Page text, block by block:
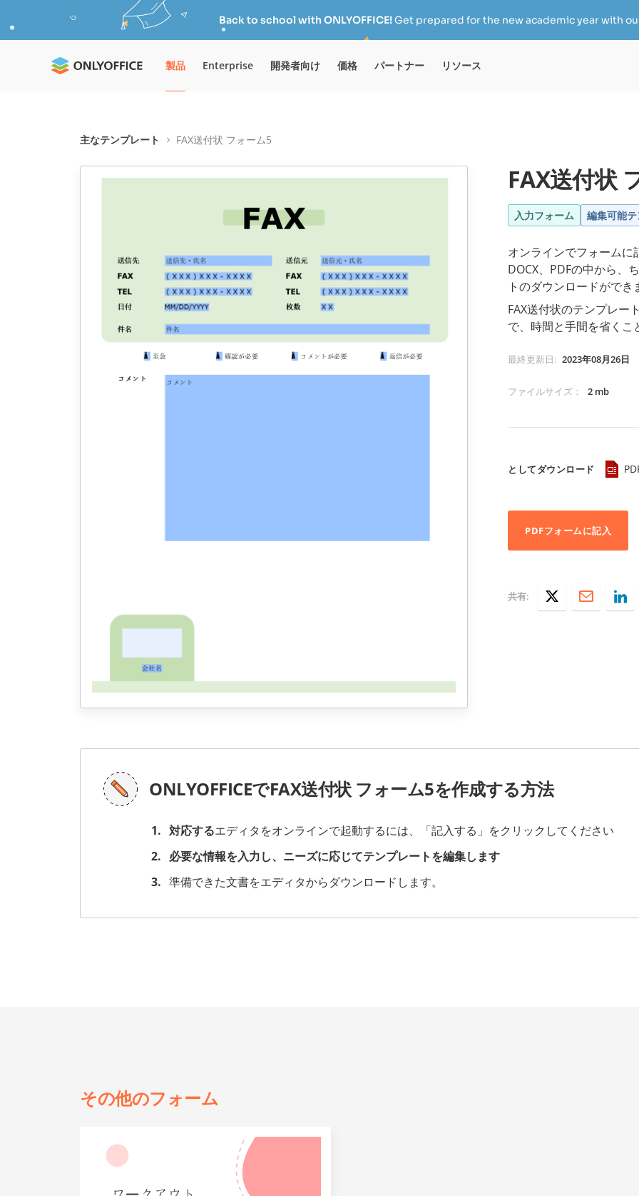
Back to school with ONLYOFFICE!Get prepared for the new academic year with
製品 Enterprise 開発者向け 価格 パートナー リソース
主なテンプレート FAX送付状 フォーム5
FAX送付状
入力フォーム 編集可能
オンラインでフォームに
DOCX、PDFの中から、
トのダウンロードができ
FAX送付状のテンプレー
で、時間と手間を省くこ
最終更新日: 2023年08月26日
ファイルサイズ ： 2 mb
としてダウンロード
PDFフォームに記入
共有:
ONLYOFFICEでFAX送付状 フォーム5を作成する方法
対応するエディタをオンラインで起動するには、「記入する」をクリックしてください
必要な情報を入力し、ニーズに応じてテンプレートを編集します
準備できた文書をエディタからダウンロードします。
その他のフォーム